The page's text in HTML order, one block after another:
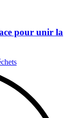
pour unir la